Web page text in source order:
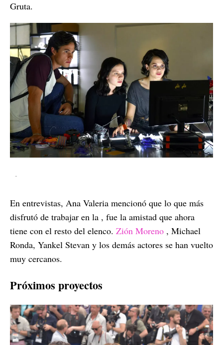
Gruta.
-
En entrevistas, Ana Valeria mencionó que lo que más
disfrutó de trabajar en la , fue la amistad que ahora
tiene con el resto del elenco. Zión Moreno , Michael
Ronda, Yankel Stevan y los demás actores se han vuelto
muy cercanos.
Próximos proyectos